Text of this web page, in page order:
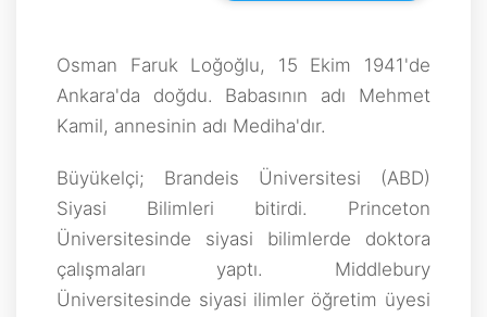
Osman Faruk Loğoğlu, 15 Ekim 1941'de
Ankara'da doğdu. Babasının adı Mehmet
Kamil, annesinin adı Mediha'dır.
Büyükelçi; Brandeis Üniversitesi (ABD)
Siyasi Bilimleri bitirdi. Princeton
Üniversitesinde siyasi bilimlerde doktora
çalışmaları yaptı. Middlebury
Üniversitesinde siyasi ilimler öğretim üyesi